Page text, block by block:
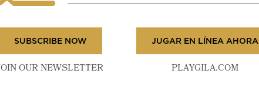
SUBSCRIBE NOW
JOIN OUR NEWSLETTER
JUGAR EN LÍNEA AHORA
PLAYGILA.COM